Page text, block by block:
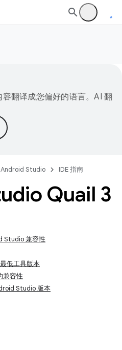
翻译成您偏好的语言。AI 翻
Android Studio IDE 指南
Quail 3
Studio 兼容性
低工具版本
兼容性
Studio 版本